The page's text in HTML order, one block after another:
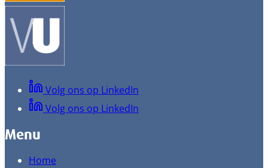
Volg ons op LinkedIn
Volg ons op LinkedIn
Menu
Home